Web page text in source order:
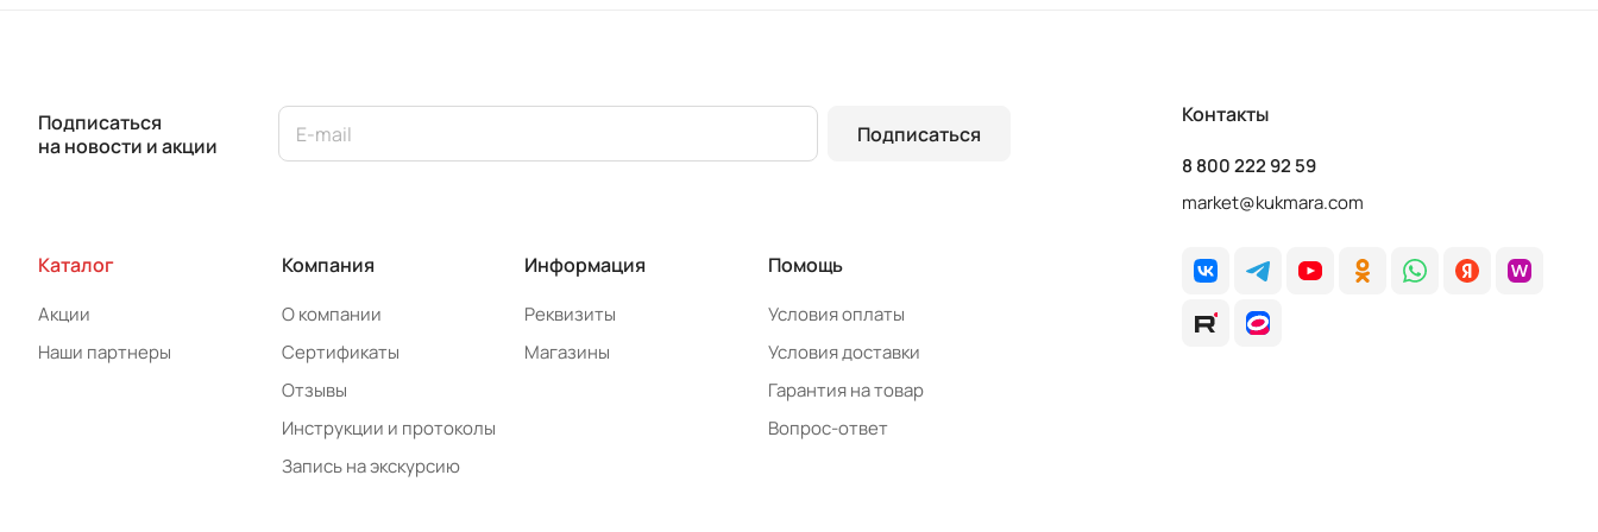
Подписаться
на новости и акции
Подписаться
Каталог
Акции
Наши партнеры
Компания
О компании
Сертификаты
Отзывы
Инструкции и протоколы
Запись на экскурсию
Информация
Реквизиты
Магазины
Помощь
Условия оплаты
Условия доставки
Гарантия на товар
Вопрос-ответ
Контакты
8 800 222 92 59
market@kukmara.com